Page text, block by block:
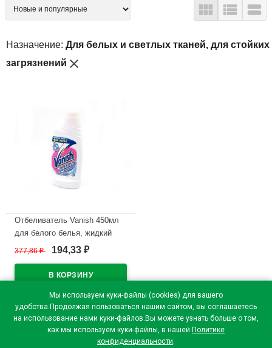
Мы используем куки-файлы (cookies) для вашего
удобства.Продолжая пользоваться нашим сайтом, вы соглашаетесь
на использование нами куки-файлов.Вы можете узнать больше о том,
как мы используем куки-файлы, в нашей Политике
конфиденциальности.
  
Назначение: Для белых и светлых тканей, для стойких
загрязнений close
Отбеливатель Vanish 450мл
для белого белья, жидкий
В наличии
377,86₽ 194,33 ₽